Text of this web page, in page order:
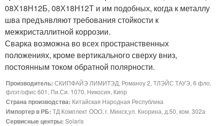
08Х18Н12Б, 08Х18Н12Т и им подобных, когда к металлу
шва предъявляют требования стойкости к
межкристаллитной коррозии.
Сварка возможна во всех пространственных
положениях, кроме вертикального сверху вниз,
постоянным током обратной полярности.
Производитель: СКИПФАЙЭ ЛИМИТЭД, Романоу 2, ТЛЭЙС ТАУЭ, 6 фло,
флэт/офис 601, Пи.Си. 1070, Никосия, Кипр
Страна производства: Китайская Народная Республика
Импортер в РБ: ТД Комплект ООО, г. Минск,ул. Кнорина, д.50, ком. 302а
Сервисные центры: Solaris